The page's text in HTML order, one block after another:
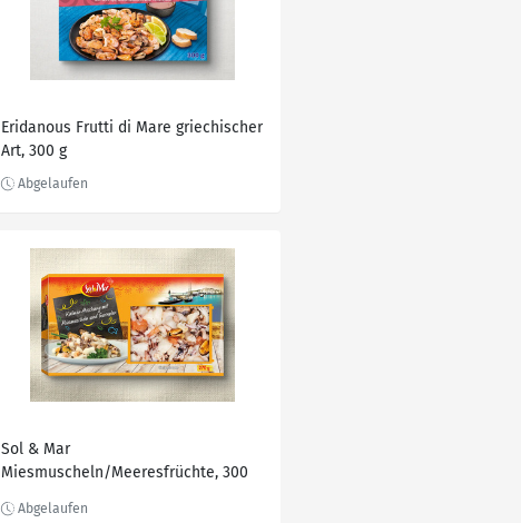
Eridanous Frutti di Mare griechischer
Art, 300 g
Sol & Mar
Miesmuscheln/Meeresfrüchte, 300